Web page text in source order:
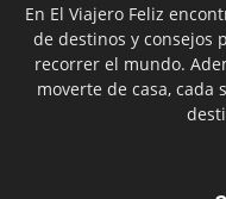
En El Viajero Feliz
de destinos y consejos
recorrer el mundo.
moverte de casa, cada